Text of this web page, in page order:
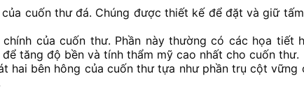
của cuốn thư đá. Chúng được thiết kế để đặt và giữ
của cuốn thư. Phần này thường có các họa
tăng độ bền và tính thẩm mỹ cao nhất cho cuốn thư.
hai bên hông của cuốn thư tựa như phần trụ cột